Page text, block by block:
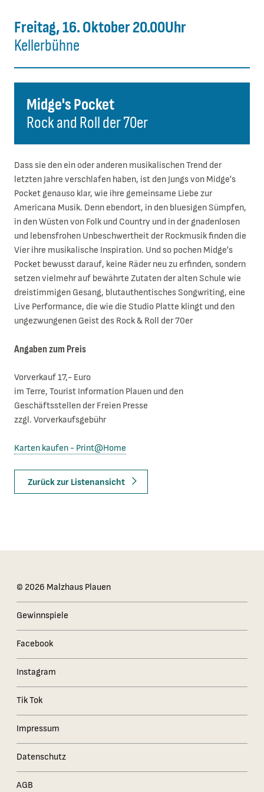
Freitag, 16. Oktober 20.00Uhr
Kellerbühne
Midge's Pocket
Rock and Roll der 70er
Dass sie den ein oder anderen musikalischen Trend der
letzten Jahre verschlafen haben, ist den Jungs von Midge's
Pocket genauso klar, wie ihre gemeinsame Liebe zur
Americana Musik. Denn ebendort, in den bluesigen Sümpfen,
in den Wüsten von Folk und Country und in der gnadenlosen
und lebensfrohen Unbeschwertheit der Rockmusik finden die
Vier ihre musikalische Inspiration. Und so pochen Midge's
Pocket bewusst darauf, keine Räder neu zu erfinden, sondern
setzen vielmehr auf bewährte Zutaten der alten Schule wie
dreistimmigen Gesang, blutauthentisches Songwriting, eine
Live Performance, die wie die Studio Platte klingt und den
ungezwungenen Geist des Rock & Roll der 70er
Angaben zum Preis
Vorverkauf 17,- Euro
im Terre, Tourist Information Plauen und den
Geschäftsstellen der Freien Presse
zzgl. Vorverkaufsgebühr
Karten kaufen - Print@Home
Zurück zur Listenansicht
Das Kleingedruckte
© 2026 Malzhaus Plauen
Gewinnspiele
Facebook
Instagram
Tik Tok
Impressum
Datenschutz
AGB